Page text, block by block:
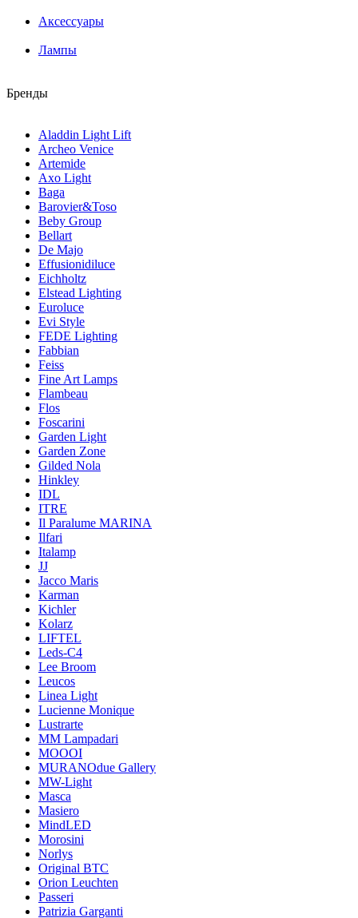
Аксессуары
Лампы
Бренды
Aladdin Light Lift
Archeo Venice
Artemide
Axo Light
Baga
Barovier&Toso
Beby Group
Bellart
De Majo
Effusionidiluce
Eichholtz
Elstead Lighting
Euroluce
Evi Style
FEDE Lighting
Fabbian
Feiss
Fine Art Lamps
Flambeau
Flos
Foscarini
Garden Light
Garden Zone
Gilded Nola
Hinkley
IDL
ITRE
Il Paralume MARINA
Ilfari
Italamp
JJ
Jacco Maris
Karman
Kichler
Kolarz
LIFTEL
Leds-C4
Lee Broom
Leucos
Linea Light
Lucienne Monique
Lustrarte
MM Lampadari
MOOOI
MURANOdue Gallery
MW-Light
Masca
Masiero
MindLED
Morosini
Norlys
Original BTC
Orion Leuchten
Passeri
Patrizia Garganti